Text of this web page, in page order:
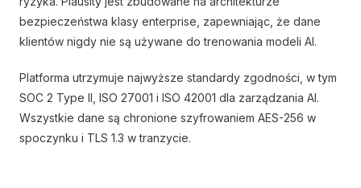
bezpieczeństwa klasy enterprise, zapewniając, że dane
klientów nigdy nie są używane do trenowania modeli AI.
Platforma utrzymuje najwyższe standardy zgodności, w tym
SOC 2 Type II, ISO 27001 i ISO 42001 dla zarządzania AI.
Wszystkie dane są chronione szyfrowaniem AES-256 w
spoczynku i TLS 1.3 w tranzycie.